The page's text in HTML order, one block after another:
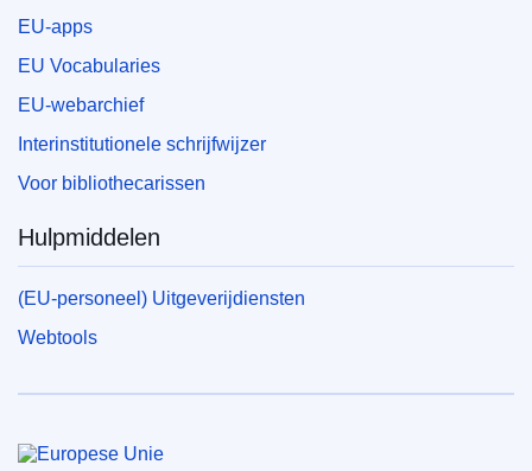
EU-apps
EU Vocabularies
EU-webarchief
Interinstitutionele schrijfwijzer
Voor bibliothecarissen
Hulpmiddelen
(EU-personeel) Uitgeverijdiensten
Webtools